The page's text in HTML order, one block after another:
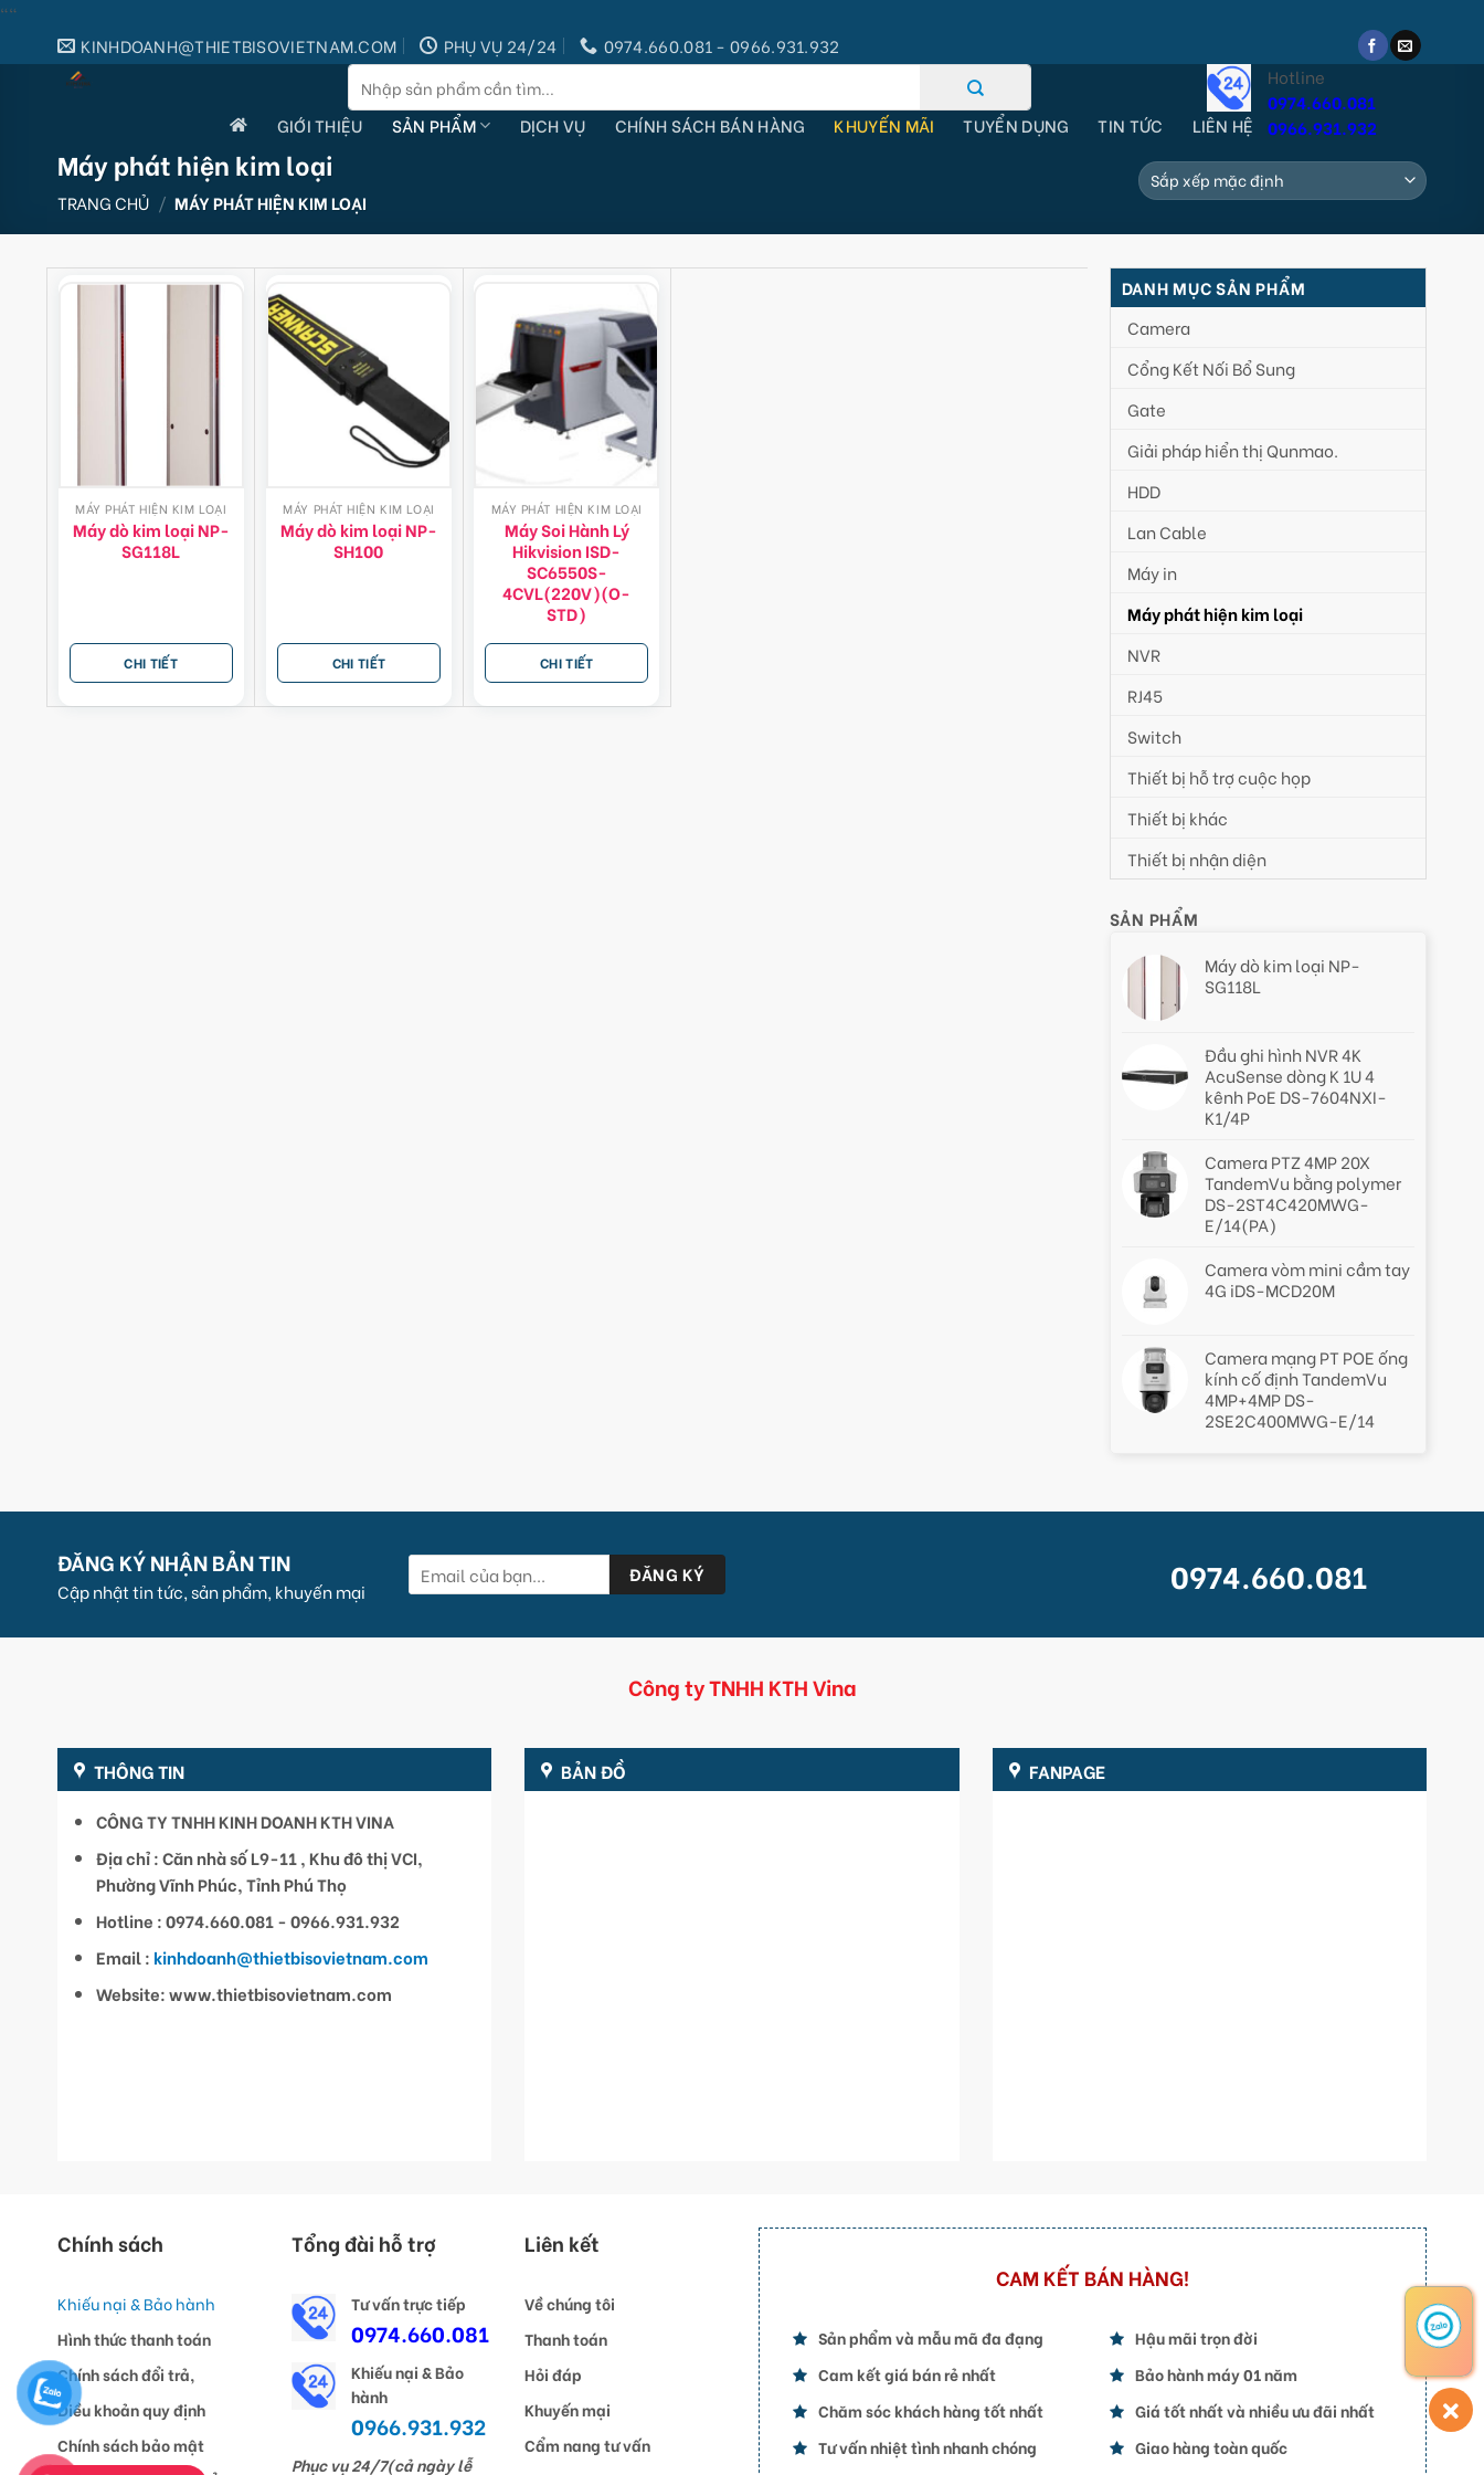
""
content
KINHDOANH@THIETBISOVIETNAM.COM PHỤ VỤ 24/24 0974.660.081 - 0966.931.932
Tìm
kiếm:
Hotline
0974.660.081
0966.931.932
GIỚI THIỆU SẢN PHẨM DỊCH VỤ CHÍNH SÁCH BÁN HÀNG KHUYẾN MÃI TUYỂN DỤNG TIN TỨC LIÊN HỆ
Máy phát hiện kim loại
TRANG CHỦ / MÁY PHÁT HIỆN KIM LOẠI
MÁY PHÁT HIỆN KIM LOẠI
Máy dò kim loại NP-
SG118L
CHI TIẾT
MÁY PHÁT HIỆN KIM LOẠI
Máy dò kim loại NP-
SH100
CHI TIẾT
MÁY PHÁT HIỆN KIM LOẠI
Máy Soi Hành Lý
Hikvision ISD-
SC6550S-
4CVL(220V)(O-
STD)
CHI TIẾT
DANH MỤC SẢN PHẨM
Camera
Cổng Kết Nối Bổ Sung
Gate
Giải pháp hiển thị Qunmao.
HDD
Lan Cable
Máy in
Máy phát hiện kim loại
NVR
RJ45
Switch
Thiết bị hỗ trợ cuộc họp
Thiết bị khác
Thiết bị nhận diện
SẢN PHẨM
Máy dò kim loại NP-
SG118L
Đầu ghi hình NVR 4K
AcuSense dòng K 1U 4
kênh PoE DS-7604NXI-
K1/4P
Camera PTZ 4MP 20X
TandemVu bằng polymer
DS-2ST4C420MWG-
E/14(PA)
Camera vòm mini cầm tay
4G iDS-MCD20M
Camera mạng PT POE ống
kính cố định TandemVu
4MP+4MP DS-
2SE2C400MWG-E/14
ĐĂNG KÝ NHẬN BẢN TIN
Cập nhật tin tức, sản phẩm, khuyến mại 0974.660.081
Công ty TNHH KTH Vina
THÔNG TIN
CÔNG TY TNHH KINH DOANH KTH VINA
Địa chỉ : Căn nhà số L9-11 , Khu đô thị VCI,
Phường Vĩnh Phúc, Tỉnh Phú Thọ
Hotline : 0974.660.081 - 0966.931.932
Email : kinhdoanh@thietbisovietnam.com
Website: www.thietbisovietnam.com
BẢN ĐỒ FANPAGE
Chính sách
Khiếu nại & Bảo hành
Hình thức thanh toán
Chính sách đổi trả,
Điều khoản quy định
Chính sách bảo mật
Tổng đài hỗ trợ
Tư vấn trực tiếp
0974.660.081
Khiếu nại & Bảo
hành
0966.931.932
Phục vụ 24/7(cả ngày lễ
Liên kết
Về chúng tôi
Thanh toán
Hỏi đáp
Khuyến mại
Cẩm nang tư vấn
CAM KẾT BÁN HÀNG!
Sản phẩm và mẫu mã đa đạng
Cam kết giá bán rẻ nhất
Chăm sóc khách hàng tốt nhất
Tư vấn nhiệt tình nhanh chóng
Hậu mãi trọn đời
Bảo hành máy 01 năm
Giá tốt nhất và nhiều ưu đãi nhất
Giao hàng toàn quốc